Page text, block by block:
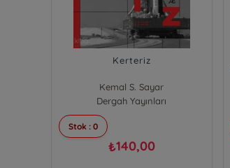
Kerteriz
Kemal S. Sayar
Dergah Yayınları
Stok : 0
₺140,00